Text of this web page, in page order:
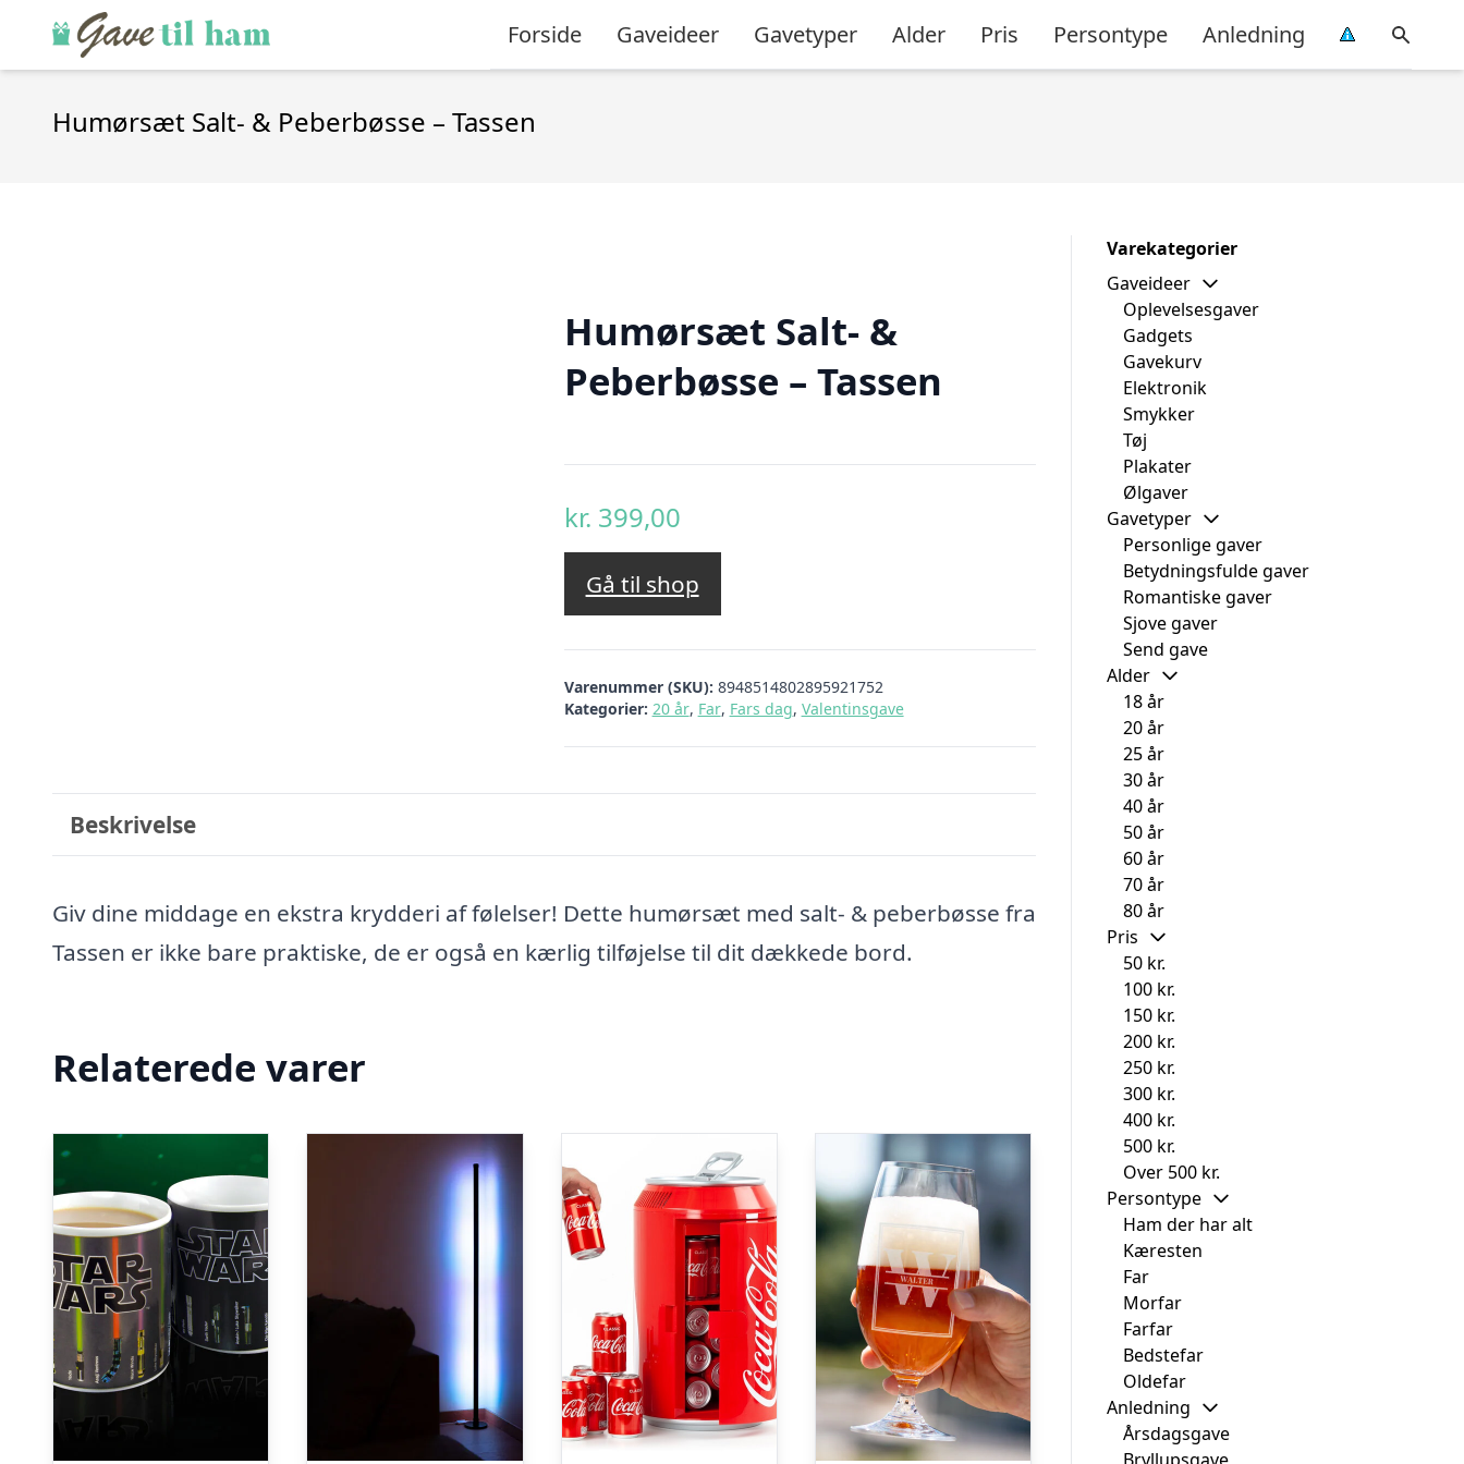
Forside Gaveideer Gavetyper Alder Pris Persontype Anledning
Humørsæt Salt- & Peberbøsse – Tassen
Humørsæt Salt- &
Peberbøsse – Tassen
kr. 399,00
Gå til shop
Varenummer (SKU): 8948514802895921752
Kategorier: 20 år, Far, Fars dag, Valentinsgave
Beskrivelse
Giv dine middage en ekstra krydderi af følelser! Dette humørsæt med salt- & peberbøsse fra
Tassen er ikke bare praktiske, de er også en kærlig tilføjelse til dit dækkede bord.
Relaterede varer
Varekategorier
Gaveideer
Oplevelsesgaver
Gadgets
Gavekurv
Elektronik
Smykker
Tøj
Plakater
Ølgaver
Gavetyper
Personlige gaver
Betydningsfulde gaver
Romantiske gaver
Sjove gaver
Send gave
Alder
18 år
20 år
25 år
30 år
40 år
50 år
60 år
70 år
80 år
Pris
50 kr.
100 kr.
150 kr.
200 kr.
250 kr.
300 kr.
400 kr.
500 kr.
Over 500 kr.
Persontype
Ham der har alt
Kæresten
Far
Morfar
Farfar
Bedstefar
Oldefar
Anledning
Årsdagsgave